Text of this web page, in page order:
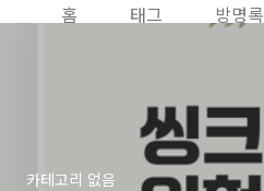
홈 태그 방명록
카테고리 없음